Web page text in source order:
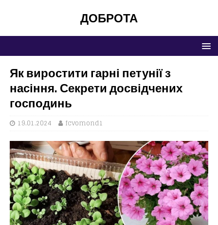
ДОБРОТА
Як виростити гарні петунії з
насіння. Секрети досвідчених
господинь
19.01.2024 fcvomond1